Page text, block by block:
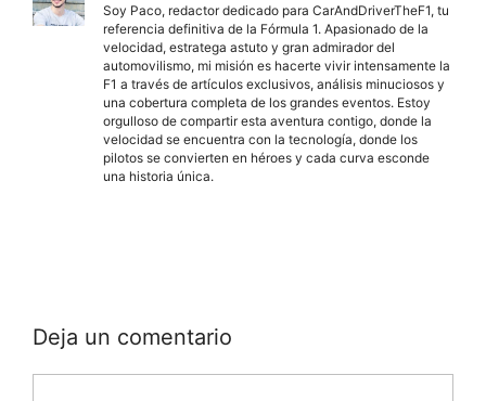
Soy Paco, redactor dedicado para CarAndDriverTheF1, tu
referencia definitiva de la Fórmula 1. Apasionado de la
velocidad, estratega astuto y gran admirador del
automovilismo, mi misión es hacerte vivir intensamente la
F1 a través de artículos exclusivos, análisis minuciosos y
una cobertura completa de los grandes eventos. Estoy
orgulloso de compartir esta aventura contigo, donde la
velocidad se encuentra con la tecnología, donde los
pilotos se convierten en héroes y cada curva esconde
una historia única.
Deja un comentario